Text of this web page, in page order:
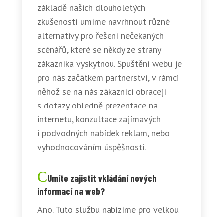
základě našich dlouholetých
zkušeností umíme navrhnout různé
alternativy pro řešení nečekaných
scénářů, které se někdy ze strany
zákazníka vyskytnou. Spuštění webu je
pro nás začátkem partnerství, v rámci
něhož se na nás zákazníci obracejí
s dotazy ohledně prezentace na
internetu, konzultace zajímavých
i podvodných nabídek reklam, nebo
vyhodnocováním úspěšnosti.
Umíte zajistit vkládání nových
informací na web?
Ano. Tuto službu nabízíme pro velkou